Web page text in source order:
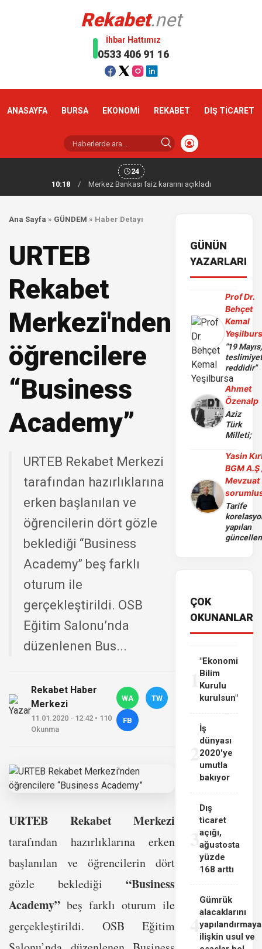
Rekabet.net
İhbar Hattımız
0533 406 91 16
ANASAYFA BURSA EKONOMİ REKABET DIŞ TİCARET
24
10:18
/ Merkez Bankası faiz kararını açıkladı
Ana Sayfa » GÜNDEM » Haber Detayı
URTEB
Rekabet
Merkezi'nden
öğrencilere
“Business
Academy”
URTEB Rekabet Merkezi
tarafından hazırlıklarına
erken başlanılan ve
öğrencilerin dört gözle
beklediği “Business
Academy” beş farklı
oturum ile
gerçekleştirildi. OSB
Eğitim Salonu’nda
düzenlenen Bus...
Rekabet Haber
Merkezi
11.01.2020 - 12:42 • 110
Okunma
WA TW
FB
URTEB Rekabet Merkezi
tarafından hazırlıklarına erken
başlanılan ve öğrencilerin dört
gözle beklediği“Business
Academy” beş farklı oturum ile
gerçekleştirildi. OSB Eğitim
GÜNÜN
YAZARLARI
Prof Dr.
Behçet
Kemal
"19 Mayıs,
reddidir"
Ahmet
Özenalp
Aziz
Türk
Milleti;
Yasin
BGM A.Ş
Mevzuat
Tarife
yapılan
ÇOK
OKUNANLAR
"Ekonomi
Bilim
Kurulu
kurulsun"
İş
dünyası
2020'ye
umutla
bakıyor
3
Dış
ticaret
açığı,
ağustosta
yüzde
168 arttı
4
Gümrük
alacaklarını
yapılandırmaya
ilişkin usul ve